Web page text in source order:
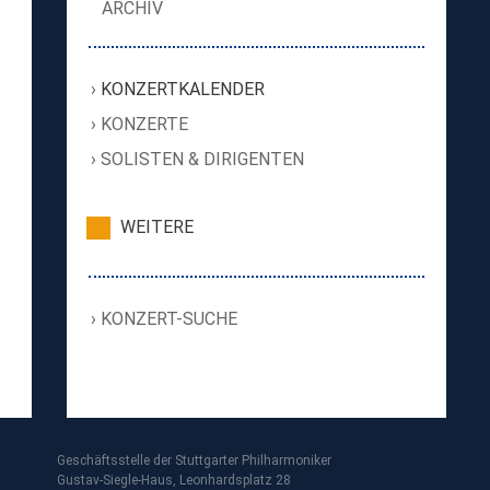
ARCHIV
KONZERTKALENDER
KONZERTE
SOLISTEN & DIRIGENTEN
WEITERE
KONZERT-SUCHE
Geschäftsstelle der Stuttgarter Philharmoniker
Gustav-Siegle-Haus, Leonhardsplatz 28